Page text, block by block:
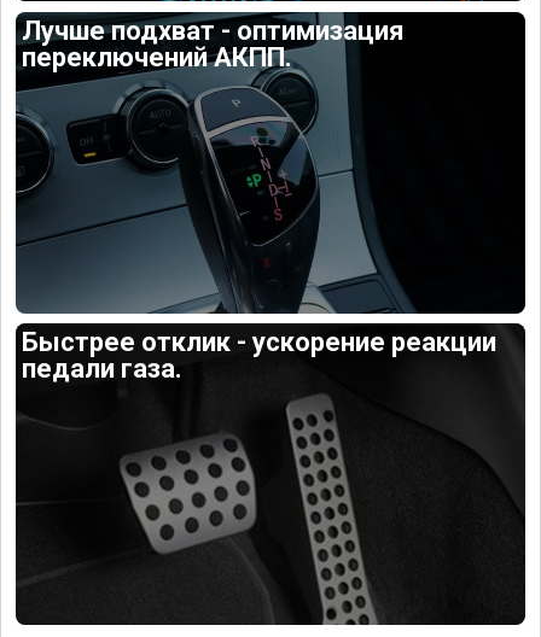
Лучше подхват - оптимизация
переключений АКПП.
Быстрее отклик - ускорение реакции
педали газа.